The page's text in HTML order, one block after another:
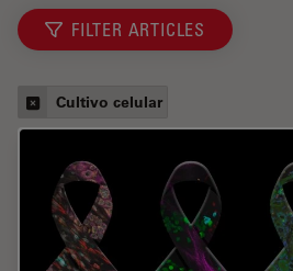
FILTER ARTICLES
Cultivo celular